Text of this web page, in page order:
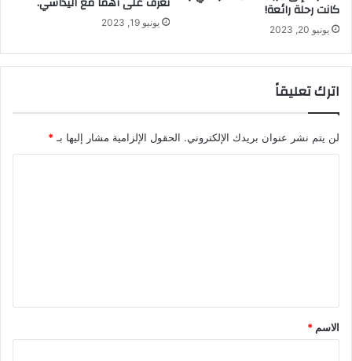
كانت رحلة رائعة!
يونيو 20, 2023
يونيو 19, 2023
اترك تعليقاً
لن يتم نشر عنوان بريدك الإلكتروني. الحقول الإلزامية مشار إليها بـ*
ق
*
الاسم *